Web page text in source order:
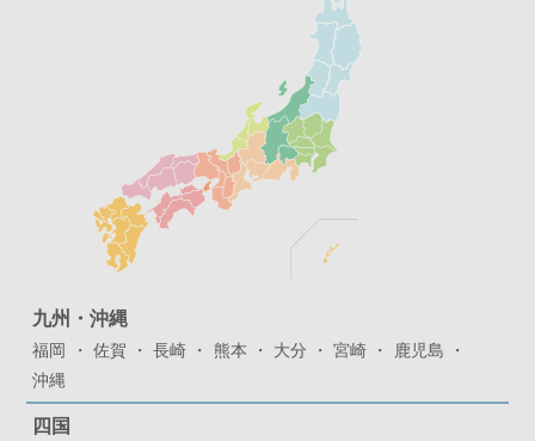
九州・沖縄
福岡 佐賀 長崎 熊本 大分 宮崎
鹿児島
沖縄
四国